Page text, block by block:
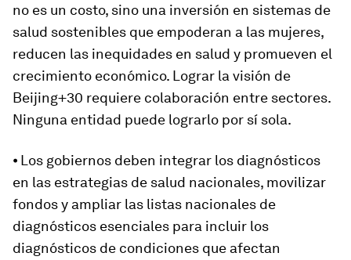
no es un costo, sino una inversión en sistemas de
salud sostenibles que empoderan a las mujeres,
reducen las inequidades en salud y promueven el
crecimiento económico. Lograr la visión de
Beijing+30 requiere colaboración entre sectores.
Ninguna entidad puede lograrlo por sí sola.
⦁ Los gobiernos deben integrar los diagnósticos
en las estrategias de salud nacionales, movilizar
fondos y ampliar las listas nacionales de
diagnósticos esenciales para incluir los
diagnósticos de condiciones que afectan